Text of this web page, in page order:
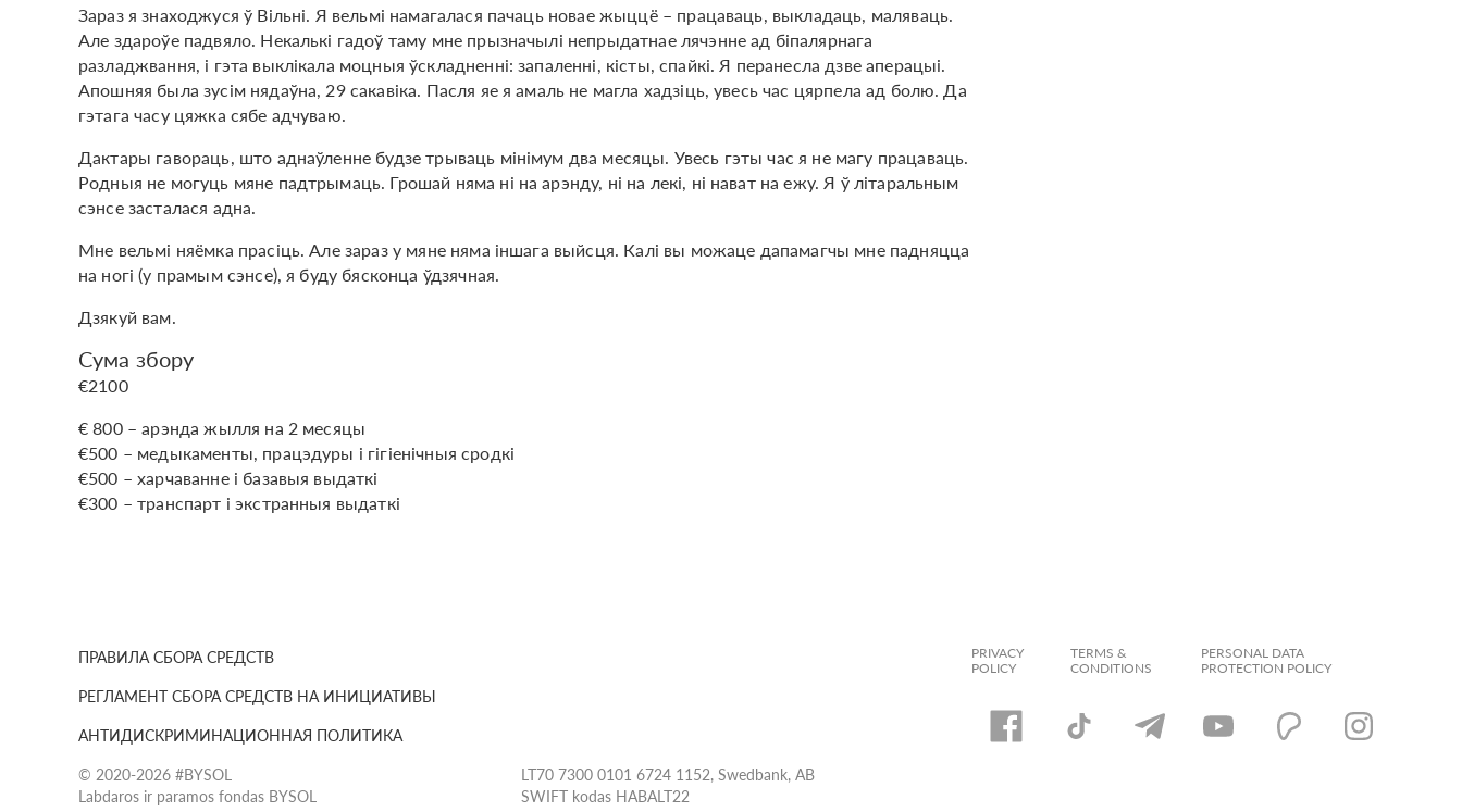
Зараз я знаходжуся ў Вільні. Я вельмі намагалася пачаць новае жыццё – працаваць, выкладаць, маляваць.
Але здароўе падвяло. Некалькі гадоў таму мне прызначылі непрыдатнае лячэнне ад біпалярнага
разладжвання, і гэта выклікала моцныя ўскладненні: запаленні, кісты, спайкі. Я перанесла дзве аперацыі.
Апошняя была зусім нядаўна, 29 сакавіка. Пасля яе я амаль не магла хадзіць, увесь час цярпела ад болю. Да
гэтага часу цяжка сябе адчуваю.
Дактары гавораць, што аднаўленне будзе трываць мінімум два месяцы. Увесь гэты час я не магу працаваць.
Родныя не могуць мяне падтрымаць. Грошай няма ні на арэнду, ні на лекі, ні нават на ежу. Я ў літаральным
сэнсе засталася адна.
Мне вельмі няёмка прасіць. Але зараз у мяне няма іншага выйсця. Калі вы можаце дапамагчы мне падняцца
на ногі (у прамым сэнсе), я буду бясконца ўдзячная.
Дзякуй вам.
Сума збору
€2100
€ 800 – арэнда жылля на 2 месяцы
€500 – медыкаменты, працэдуры і гігіенічныя сродкі
€500 – харчаванне і базавыя выдаткі
€300 – транспарт і экстранныя выдаткі
ПРАВИЛА СБОРА СРЕДСТВ
РЕГЛАМЕНТ СБОРА СРЕДСТВ НА ИНИЦИАТИВЫ
АНТИДИСКРИМИНАЦИОННАЯ ПОЛИТИКА
© 2020-2026 #BYSOL
Labdaros ir paramos fondas BYSOL
LT70 7300 0101 6724 1152, Swedbank, AB
SWIFT kodas HABALT22
PRIVACY
POLICY
TERMS &
CONDITIONS
PERSONAL DATA
PROTECTION POLICY